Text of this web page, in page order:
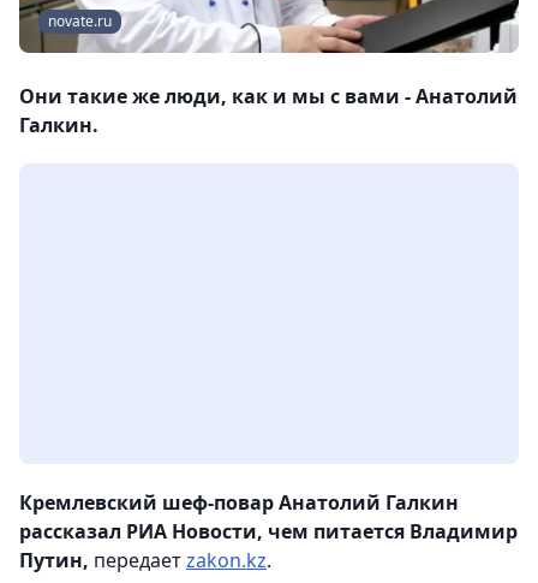
novate.ru
Они такие же люди, как и мы с вами - Анатолий
Галкин.
Кремлевский шеф-повар Анатолий Галкин
рассказал РИА Новости, чем питается Владимир
Путин, передаетzakon.kz.